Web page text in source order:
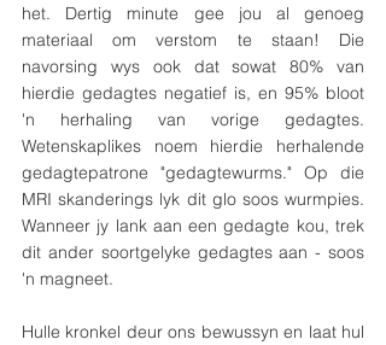
het. Dertig minute gee jou al genoeg
materiaal om verstom te staan! Die
navorsing wys ook dat sowat 80% van
hierdie gedagtes negatief is, en 95% bloot
'n herhaling van vorige gedagtes.
Wetenskaplikes noem hierdie herhalende
gedagtepatrone "gedagtewurms." Op die
MRI skanderings lyk dit glo soos wurmpies.
Wanneer jy lank aan een gedagte kou, trek
dit ander soortgelyke gedagtes aan - soos
'n magneet.
Hulle kronkel deur ons bewussyn en laat hul